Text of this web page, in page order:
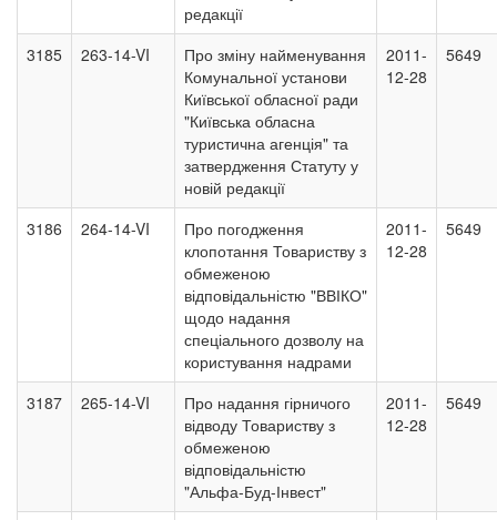
редакції
3185
263-14-VI
Про зміну найменування
Комунальної установи
Київської обласної ради
"Київська обласна
туристична агенція" та
затвердження Статуту у
новій редакції
2011-
12-28
5649
3186 264-14-VI
Про погодження
клопотання Товариству з
обмеженою
відповідальністю "ВВІКО"
щодо надання
спеціального дозволу на
користування надрами
2011-
12-28
5649
3187 265-14-VI
Про надання гірничого
відводу Товариству з
обмеженою
відповідальністю
"Альфа-Буд-Інвест"
2011-
12-28
5649